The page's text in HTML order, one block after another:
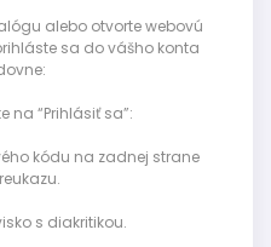
alebo otvorte webovú
sa do vášho konta
na “Prihlásiť sa”:
kódu na zadnej strane
s diakritikou.